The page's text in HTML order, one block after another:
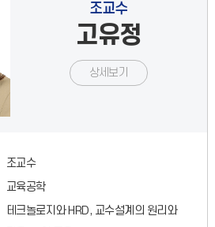
조교수
고유정
상세보기
조교수
교육공학
테크놀로지와 HRD, 교수설계의 원리와